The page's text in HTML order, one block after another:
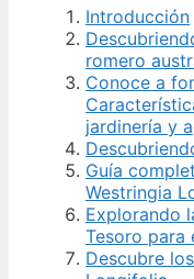
Introducción
romero
Conoce a
jardinería y
Guía
Westringia
Explorando
Tesoro para
Descubre